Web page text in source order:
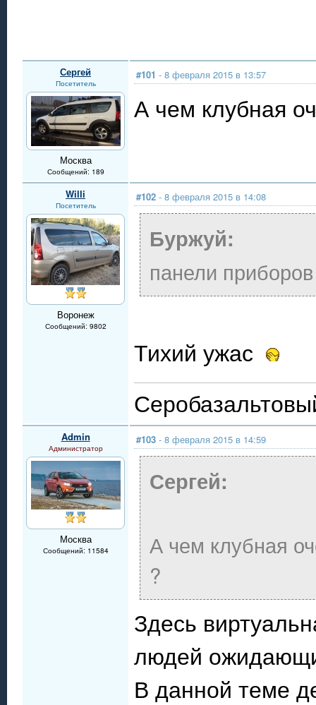
Сергей
Посетитель
Москва
Сообщений: 189
#101 - 8 февраля 2015 в 13:57
А чем клубная
Willi
Посетитель
Воронеж
Сообщений: 9802
#102 - 8 февраля 2015 в 14:08
Буржуй:
панели
Тихий ужас
Admin
Администратор
Москва
Сообщений: 11584
#103 - 8 февраля 2015 в 14:59
Сергей:
А чем клубная
?
Здесь
людей
В данной теме